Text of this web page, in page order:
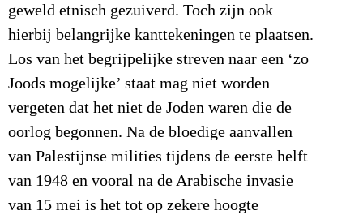
geweld etnisch gezuiverd. Toch zijn ook
hierbij belangrijke kanttekeningen te plaatsen.
Los van het begrijpelijke streven naar een ‘zo
Joods mogelijke’ staat mag niet worden
vergeten dat het niet de Joden waren die de
oorlog begonnen. Na de bloedige aanvallen
van Palestijnse milities tijdens de eerste helft
van 1948 en vooral na de Arabische invasie
van 15 mei is het tot op zekere hoogte